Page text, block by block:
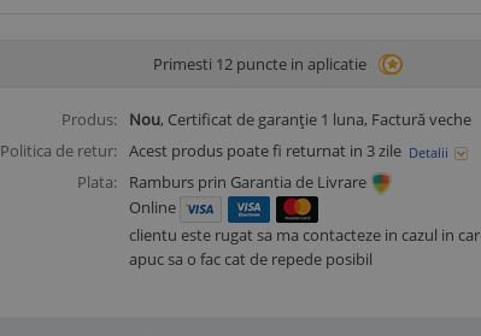
Primesti 12 puncte in aplicatie
Produs: Nou, Certificat de garanție 1 luna, Factură veche
Politica de retur: Acest produs poate fi returnat in 3 zile Detalii
Plata:
Ramburs prin Garantia de Livrare
Online
clientu este rugat sa ma contacteze in cazul in
apuc sa o fac cat de repede posibil